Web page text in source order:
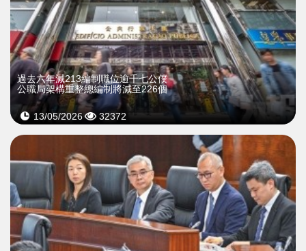
過去六年減213編制職位逾千七公僕
公職局架構重整總編制將減至226個
13/05/2026 32372